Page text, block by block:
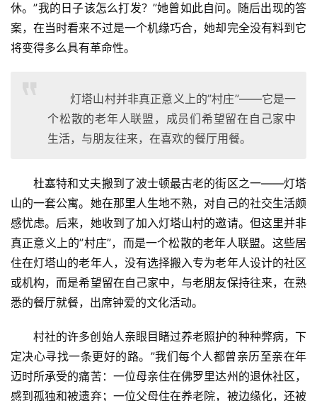
休。”我的日子该怎么打发？”她曾如此自问。随后出现的答
案，在当时看来不过是一个机缘巧合，她却完全没有料到它
将变得多么具有革命性。
灯塔山村并非真正意义上的”村庄”——它是一
个松散的老年人联盟，成员们希望留在自己家中
生活，与朋友往来，在喜欢的餐厅用餐。
杜塞特和丈夫搬到了波士顿最古老的街区之一——灯塔
山的一套公寓。她在那里人生地不熟，对自己的社交生活颇
感忧虑。后来，她收到了加入灯塔山村的邀请。但这里并非
真正意义上的”村庄”，而是一个松散的老年人联盟。这些居
住在灯塔山的老年人，没有选择搬入专为老年人设计的社区
或机构，而是希望留在自己家中，与老朋友保持往来，在熟
悉的餐厅就餐，出席钟爱的文化活动。
村社的许多创始人亲眼目睹过养老照护的种种弊病，下
定决心寻找一条更好的路。”我们每个人都曾亲历至亲在年
迈时所承受的痛苦：一位母亲住在佛罗里达州的退休社区，
感到孤独和被遗弃；一位父母住在养老院，被边缘化，还被